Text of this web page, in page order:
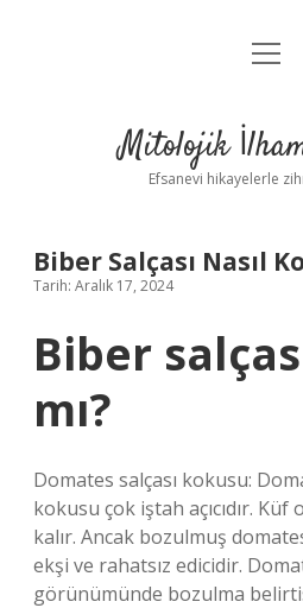
Anasayfa
Yasal
Mitolojik
Efsanevi hikayelerle
Biber Salçası Nasıl
Tarih: Aralık 17, 2024
Biber
mı?
Domates salçası kokusu:
kokusu çok iştah açıcıdır. Küf
kalır. Ancak bozulmuş
ekşi ve rahatsız edicidir.
görünümünde bozulma